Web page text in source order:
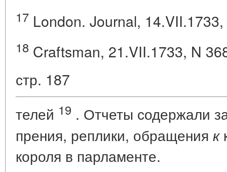
17 London. Journal,
18 Craftsman, 21.VII.1733, N
стр. 187
телей 19 . Отчеты содержали
прения, реплики, обращения к
короля в парламенте.